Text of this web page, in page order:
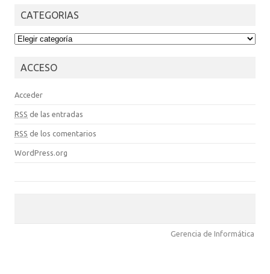
CATEGORIAS
CATEGORIAS
ACCESO
Acceder
RSS de las entradas
RSS de los comentarios
WordPress.org
Gerencia de Informática